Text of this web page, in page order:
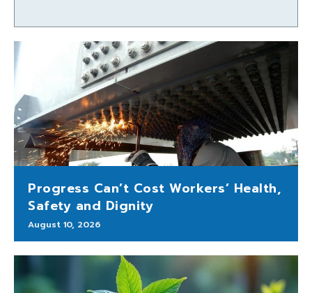
Progress Can’t Cost Workers’ Health,
Safety and Dignity
August 10, 2026